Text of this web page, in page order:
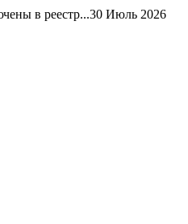
в реестр...30 Июль 2026